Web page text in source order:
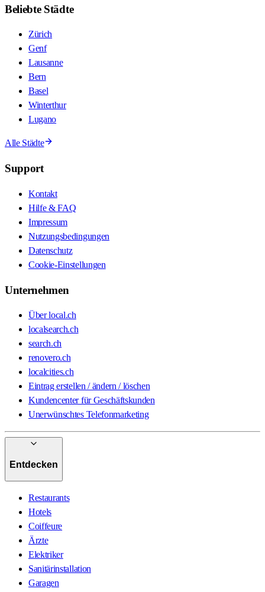
Beliebte Städte
Zürich
Genf
Lausanne
Bern
Basel
Winterthur
Lugano
Alle Städte
Support
Kontakt
Hilfe & FAQ
Impressum
Nutzungsbedingungen
Datenschutz
Cookie-Einstellungen
Unternehmen
Über local.ch
localsearch.ch
search.ch
renovero.ch
localcities.ch
Eintrag erstellen / ändern / löschen
Kundencenter für Geschäftskunden
Unerwünschtes Telefonmarketing
Entdecken
Restaurants
Hotels
Coiffeure
Ärzte
Elektriker
Sanitärinstallation
Garagen